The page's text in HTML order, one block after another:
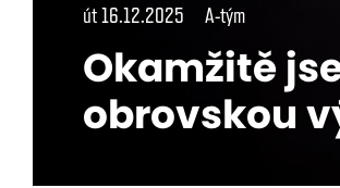
út 16.12.2025 A-tým
Okamžitě
obrovskou